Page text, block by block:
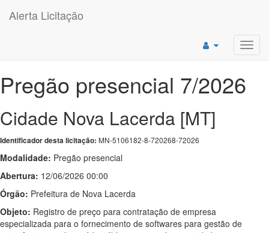
Alerta Licitação
Pregão presencial 7/2026
Cidade Nova Lacerda [MT]
Identificador desta licitação: MN-5106182-8-720268-72026
Modalidade: Pregão presencial
Abertura: 12/06/2026 00:00
Órgão: Prefeitura de Nova Lacerda
Objeto: Registro de preço para contratação de empresa
especializada para o fornecimento de softwares para gestão de